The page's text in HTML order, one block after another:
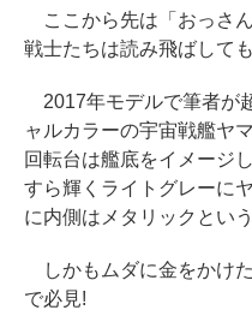
ここから先は「おっさ
戦士たちは読み飛ばして
2017年モデルで筆者が
ャルカラーの宇宙戦艦ヤ
回転台は艦底をイメージ
すら輝くライトグレーに
に内側はメタリックとい
しかもムダに金をかけ
で必見!